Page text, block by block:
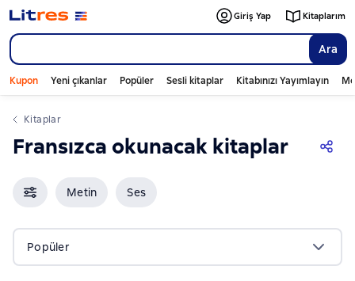
Ara
Giriş Yap Kitaplarım
Kupon Yeni çıkanlar Popüler Sesli kitaplar Kitabınızı Yayımlayın
Kitaplar
Fransızca okunacak kitaplar
Metin Ses
Popüler